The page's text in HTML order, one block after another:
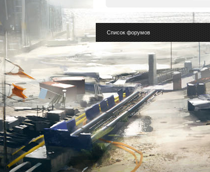
Список форумов